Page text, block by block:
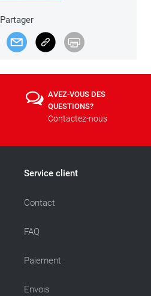
Partager
AVEZ-VOUS DES
QUESTIONS?
Contactez-nous
Service client
Contact
FAQ
Paiement
Envois